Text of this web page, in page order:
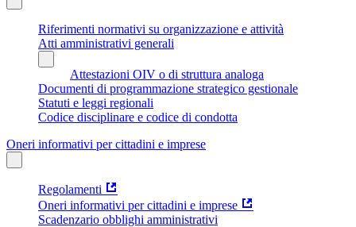
Riferimenti normativi su organizzazione e attività
Atti amministrativi generali
Attestazioni OIV o di struttura analoga
Documenti di programmazione strategico gestionale
Statuti e leggi regionali
Codice disciplinare e codice di condotta
Oneri informativi per cittadini e imprese
Regolamenti
Oneri informativi per cittadini e imprese
Scadenzario obblighi amministrativi